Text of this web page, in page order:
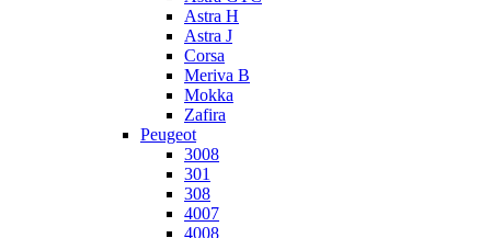
Astra H
Astra J
Corsa
Meriva B
Mokka
Zafira
Peugeot
3008
301
308
4007
4008